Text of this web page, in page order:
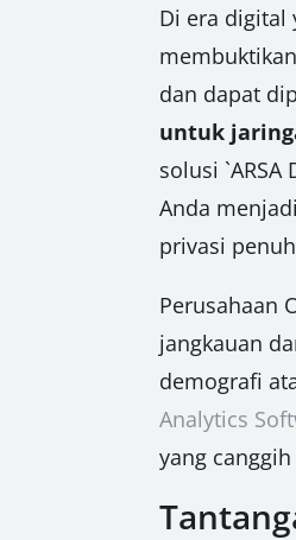
Di era digital
dan dapat
untuk
solusi
Anda
privasi
Perusahaan
jangkauan
demografi
Analytics
yang